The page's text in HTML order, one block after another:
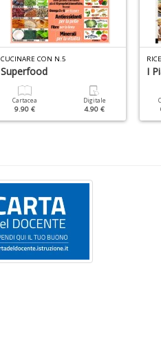
CUCINARE CON N.5
Superfood
Cartacea
9.90 €
Digitale
4.90 €
I